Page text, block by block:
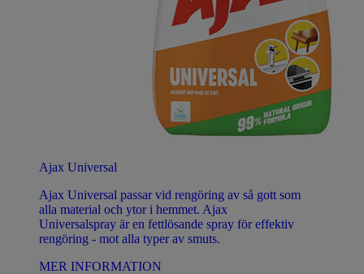
Ajax Universal
Ajax Universal passar vid rengöring av så gott som
alla material och ytor i hemmet. Ajax
Universalspray är en fettlösande spray för effektiv
rengöring - mot alla typer av smuts.
MER INFORMATION